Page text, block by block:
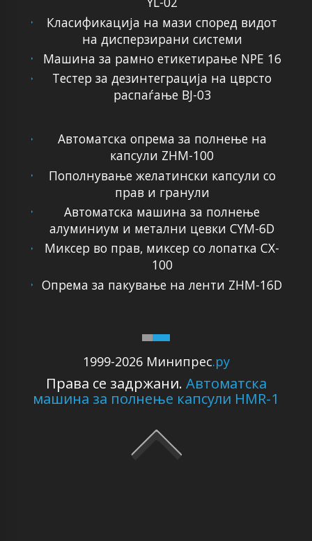
Класификација на мази според видот
на дисперзирани системи
Машина за рамно етикетирање NPE 16
Тестер за дезинтеграција на цврсто
распаѓање BJ-03
1999-2026 Минипрес.ру
Права се задржани. Автоматска
машина за полнење капсули HMR-1
Автоматска опрема за полнење на
капсули ZHM-100
Пополнување желатински капсули со
прав и гранули
Автоматска машина за полнење
алуминиум и метални цевки CYM-6D
Миксер во прав, миксер со лопатка CX-
100
Опрема за пакување на ленти ZHM-16D